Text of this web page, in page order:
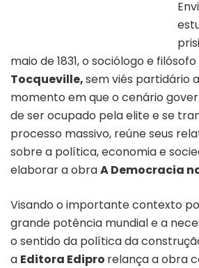
maio de 1831, o sociólogo e
Tocqueville,sem viés partidário
momento em que o cenário
de ser ocupado pela elite e se
processo massivo, reúne seus
sobre a política, economia e
elaborar a obraA Democracia
Visando o importante contexto
grande potência mundial e a
o sentido da política da
a Editora Edipro relança a obra